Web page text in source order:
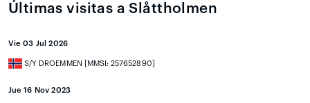
Últimas visitas a Slåttholmen
Vie 03 Jul 2026
S/Y DROEMMEN [MMSI: 257652890]
Jue 16 Nov 2023